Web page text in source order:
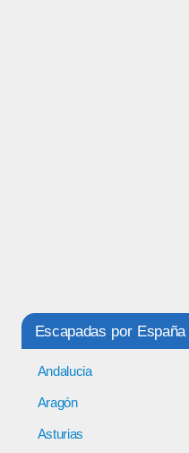
Escapadas por España
Andalucia
Aragón
Asturias